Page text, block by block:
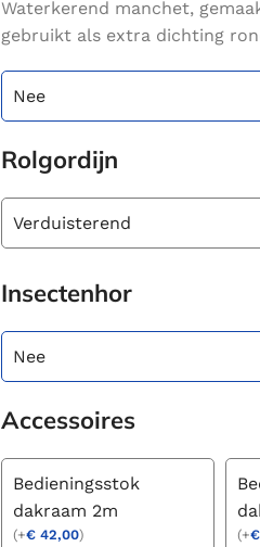
Waterkerend manchet,
gebruikt als extra dichting
Nee
Rolgordijn
Verduisterend
Insectenhor
Nee
Accessoires
Bedieningsstok
dakraam 2m
(+€ 42,00) (+€